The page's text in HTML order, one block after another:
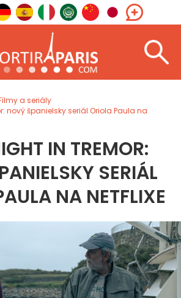
a seriály
nový španielsky seriál Oriola Paula na
IN TREMOR:
SERIÁL
NA NETFLIXE